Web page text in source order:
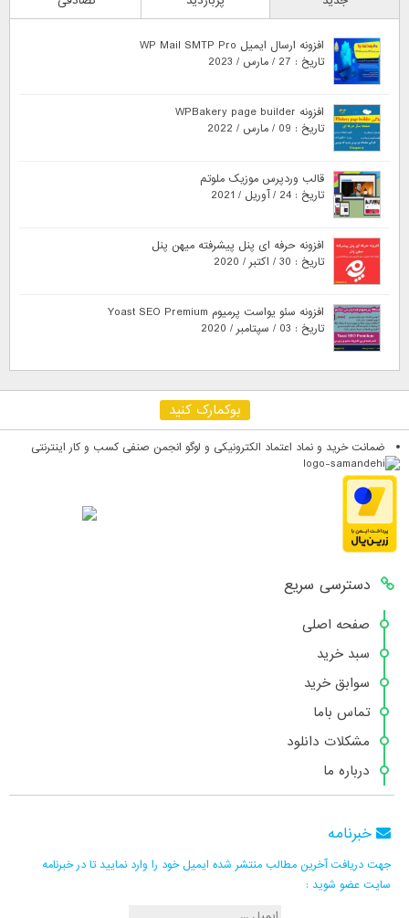
افزونه ارسال ایمیل WP Mail SMTP Pro
تاریخ : 27 / مارس / 2023
افزونه WPBakery page builder
تاریخ : 09 / مارس / 2022
قالب وردپرس موزیک ملوتم
تاریخ : 24 / آوریل / 2021
افزونه حرفه ای پنل پیشرفته میهن پنل
تاریخ : 30 / اکتبر / 2020
افزونه سئو یواست پرمیوم Yoast SEO Premium
تاریخ : 03 / سپتامبر / 2020
بوکمارک کنید
ضمانت خرید و نماد اعتماد الکترونیکی و لوگو انجمن صنفی کسب و کار اینترنتی
دسترسی سریع
صفحه اصلی
سبد خرید
سوابق خرید
تماس باما
مشکلات دانلود
درباره ما
خبرنامه
جهت دریافت آخرین مطالب منتشر شده ایمیل خود را وارد نمایید تا در خبرنامه
سایت عضو شوید :